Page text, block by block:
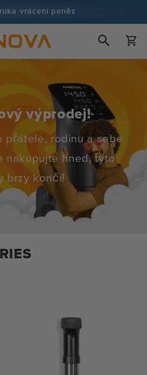
vrácení peněz
kuchařů a stále více
Košík
výprodej!
přátele, rodinu a sebe
nakupujte hned, tyto
brzy končí!